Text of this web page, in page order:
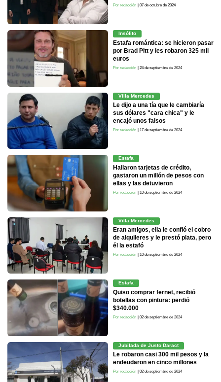
Por redacción | 07 de octubre de 2024
Insólito
Estafa romántica: se hicieron pasar
por Brad Pitt y les robaron 325 mil
euros
Por redacción | 24 de septiembre de 2024
Villa Mercedes
Le dijo a una tía que le cambiaría
sus dólares "cara chica" y le
encajó unos falsos
Por redacción | 17 de septiembre de 2024
Estafa
Hallaron tarjetas de crédito,
gastaron un millón de pesos con
ellas y las detuvieron
Por redacción | 10 de septiembre de 2024
Villa Mercedes
Eran amigos, ella le confió el cobro
de alquileres y le prestó plata, pero
él la estafó
Por redacción | 10 de septiembre de 2024
Estafa
Quiso comprar fernet, recibió
botellas con pintura: perdió
$340.000
Por redacción | 02 de septiembre de 2024
Jubilada de Justo Daract
Le robaron casi 300 mil pesos y la
endeudaron en cinco millones
Por redacción | 02 de septiembre de 2024